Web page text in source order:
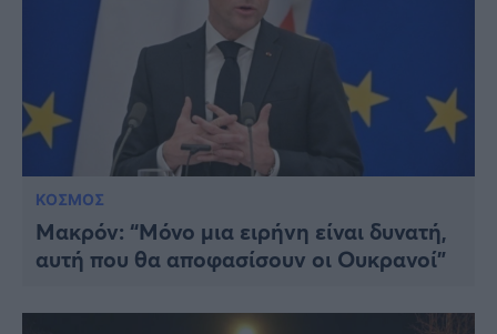
ΚΟΣΜΟΣ
Μακρόν: “Μόνο μια ειρήνη είναι δυνατή,
αυτή που θα αποφασίσουν οι Ουκρανοί”